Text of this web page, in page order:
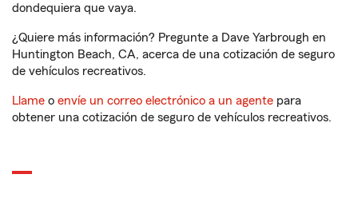
dondequiera que vaya.
¿Quiere más información? Pregunte a Dave Yarbrough en
Huntington Beach, CA, acerca de una cotización de seguro
de vehículos recreativos.
Llame o envíe un correo electrónico a un agente para
obtener una cotización de seguro de vehículos recreativos.